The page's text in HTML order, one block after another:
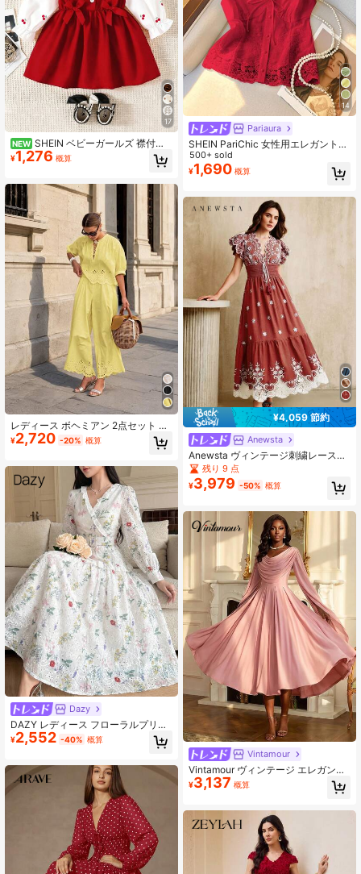
17
NEW SHEIN ベビーガールズ 襟付き
パフスリーブ 2in1 Aラインドレス バ
ーガンディ 秋 かわいい ブライズメ
ーマル スウィート 遊び心のあるレイ
ヤードルック
¥1,276 概算
レディース ボヘミアン 2点セット フ
ェスティバルアウトフィット エレガ
ント Vネック 刺繍入り 透かしデザイ
チング ワイドレッグ イエロー
¥2,720 -20% 概算
Dazy
DAZY レディース フローラルプリン
ト フリルエッジ 長袖 エレガント ミ
ディ丈 サンドレス
¥2,552 -40% 概算
14
Pariaura
SHEIN PariChic 女性用エレガントな
スイートな春夏仕様フレンチスタイ
ルレース付きリボン前結び オフショ
ルダー クロップド ブラウス
500+ sold
¥1,690 概算
¥4,059 節約
Anewsta
Anewsta ヴィンテージ刺繍レースパ
ッチワークVネック半袖ウエストシン
チドマキシドレス
残り 9 点
¥3,979 -50% 概算
Vintamour
Vintamour ヴィンテージ エレガント
レディース メッシュ ドレープ ゼロ
タイ バケーション ホリデー ドレス
¥3,137 概算